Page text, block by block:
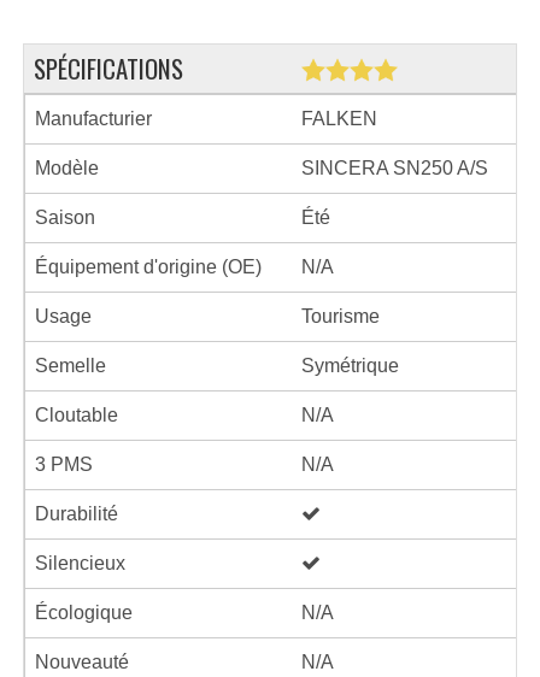
SPÉCIFICATIONS
Manufacturier FALKEN
Modèle SINCERA SN250 A/S
Saison Été
Équipement d'origine (OE) N/A
Usage Tourisme
Semelle Symétrique
Cloutable N/A
3 PMS N/A
Durabilité
Silencieux
Écologique N/A
Nouveauté N/A